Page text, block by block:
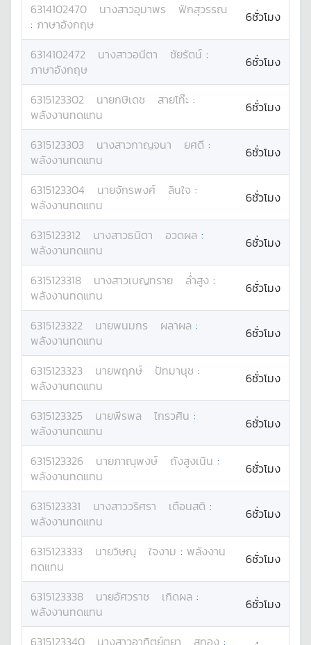
6314102470 นางสาวอุมาพร
ฟักสุวรรณ
: ภาษาอังกฤษ 6ชั่วโมง
6314102472 นางสาวอนีตา ชัยรัตน์ :
ภาษาอังกฤษ
6ชั่วโมง
6315123302 นายกษิเดช สายโท๊ะ :
พลังงานทดแทน
6ชั่วโมง
6315123303 นางสาวกาญจนา ยศดี :
พลังงานทดแทน
6ชั่วโมง
6315123304 นายจักรพงศ์ ลินใจ :
พลังงานทดแทน
6ชั่วโมง
6315123312 นางสาวธนิตา อวดผล :
พลังงานทดแทน
6ชั่วโมง
6315123318 นางสาวเบญทราย ล่ำสูง :
พลังงานทดแทน
6ชั่วโมง
6315123322 นายพนมกร ผลาผล :
พลังงานทดแทน
6ชั่วโมง
6315123323 นายพฤกษ์ ปัทมานุช :
พลังงานทดแทน
6ชั่วโมง
6315123325 นายพีรพล ไกรวศิน :
พลังงานทดแทน
6ชั่วโมง
6315123326 นายภาณุพงษ์ ถังสูงเนิน :
พลังงานทดแทน
6ชั่วโมง
6315123331 นางสาววริศรา เตือนสติ :
พลังงานทดแทน
6ชั่วโมง
6315123333 นายวิษณุ ใจงาม : พลังงาน
ทดแทน
6ชั่วโมง
6315123338 นายอัศวราช เกิดผล :
พลังงานทดแทน
6ชั่วโมง
6315123340 นางสาวอาทิตย์ตยา สุทอง :